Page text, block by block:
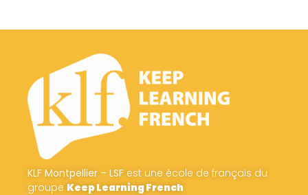
KLF Montpellier – LSF est une école de français du
groupe Keep Learning French